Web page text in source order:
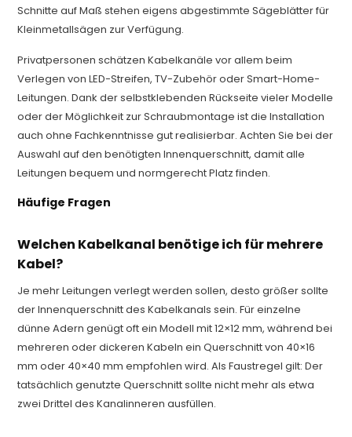
Schnitte auf Maß stehen eigens abgestimmte Sägeblätter für
Kleinmetallsägen zur Verfügung.
Privatpersonen schätzen Kabelkanäle vor allem beim
Verlegen von LED-Streifen, TV-Zubehör oder Smart-Home-
Leitungen. Dank der selbstklebenden Rückseite vieler Modelle
oder der Möglichkeit zur Schraubmontage ist die Installation
auch ohne Fachkenntnisse gut realisierbar. Achten Sie bei der
Auswahl auf den benötigten Innenquerschnitt, damit alle
Leitungen bequem und normgerecht Platz finden.
Häufige Fragen
Welchen Kabelkanal benötige ich für mehrere
Kabel?
Je mehr Leitungen verlegt werden sollen, desto größer sollte
der Innenquerschnitt des Kabelkanals sein. Für einzelne
dünne Adern genügt oft ein Modell mit 12×12 mm, während bei
mehreren oder dickeren Kabeln ein Querschnitt von 40×16
mm oder 40×40 mm empfohlen wird. Als Faustregel gilt: Der
tatsächlich genutzte Querschnitt sollte nicht mehr als etwa
zwei Drittel des Kanalinneren ausfüllen.